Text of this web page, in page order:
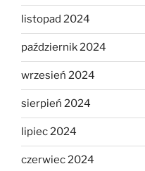
listopad 2024
październik 2024
wrzesień 2024
sierpień 2024
lipiec 2024
czerwiec 2024